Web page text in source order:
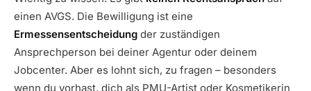
einen AVGS. Die Bewilligung ist eine
Ermessensentscheidung der zuständigen
Ansprechperson bei deiner Agentur oder deinem
Jobcenter. Aber es lohnt sich, zu fragen – besonders
wenn du vorhast, dich als PMU-Artist oder Kosmetikerin